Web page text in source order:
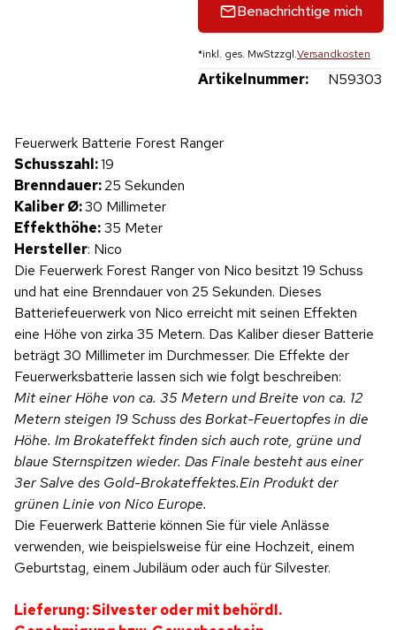
Benachrichtige mich
*inkl. ges. MwStzzgl.Versandkosten
Artikelnummer: N59303
Produktvideo
Feuerwerk Batterie Forest Ranger
Schusszahl:19
Brenndauer:25 Sekunden
Kaliber Ø:30 Millimeter
Effekthöhe:35 Meter
Hersteller: Nico
Die Feuerwerk Forest Ranger von Nico besitzt 19 Schuss
und hat eine Brenndauer von 25 Sekunden. Dieses
Batteriefeuerwerk von Nico erreicht mit seinen Effekten
eine Höhe von zirka 35 Metern. Das Kaliber dieser Batterie
beträgt 30 Millimeter im Durchmesser. Die Effekte der
Feuerwerksbatterie lassen sich wie folgt beschreiben:
Mit einer Höhe von ca. 35 Metern und Breite von ca. 12
Metern steigen 19 Schuss des Borkat-Feuertopfes in die
Höhe. Im Brokateffekt finden sich auch rote, grüne und
blaue Sternspitzen wieder. Das Finale besteht aus einer
3er Salve des Gold-Brokateffektes.Ein Produkt der
grünen Linie von Nico Europe.
Die Feuerwerk Batterie können Sie für viele Anlässe
verwenden, wie beispielsweise für eine Hochzeit, einem
Geburtstag, einem Jubiläum oder auch für Silvester.
Lieferung: Silvester oder mit behördl.